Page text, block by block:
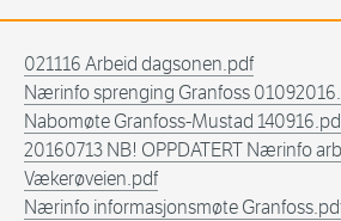
021116 Arbeid dagsonen.pdf
Nærinfo sprenging Granfoss
Nabomøte Granfoss-Mustad
20160713 NB! OPPDATERT Nærinfo
Vækerøveien.pdf
Nærinfo informasjonsmøte